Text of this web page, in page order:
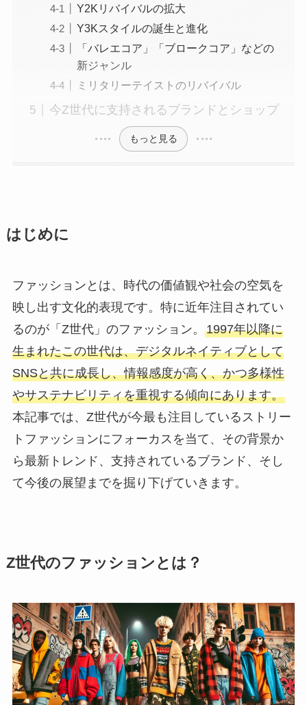
Y2Kリバイバルの拡大
Y3Kスタイルの誕生と進化
「バレエコア」「ブロークコア」などの
新ジャンル
ミリタリーテイストのリバイバル
今Z世代に支持されるブランドとショップ
もっと見る
はじめに
ファッションとは、時代の価値観や社会の空気を
映し出す文化的表現です。特に近年注目されてい
るのが「Z世代」のファッション。 1997年以降に
生まれたこの世代は、デジタルネイティブとして
SNSと共に成長し、情報感度が高く、かつ多様性
やサステナビリティを重視する傾向にあります。
本記事では、Z世代が今最も注目しているストリー
トファッションにフォーカスを当て、その背景か
ら最新トレンド、支持されているブランド、そし
て今後の展望までを掘り下げていきます。
Z世代のファッションとは？